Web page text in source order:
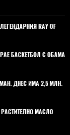
RAY OF
БАСКЕТБОЛ С ОБАМА
ДНЕС ИМА 2,5 МЛН.
МАСЛО